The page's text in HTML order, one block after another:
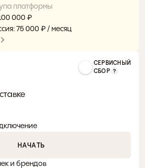
платформы
000 ₽
75 000 ₽ / месяц
СЕРВИСНЫЙ
СБОР
НАЧАТЬ
и брендов